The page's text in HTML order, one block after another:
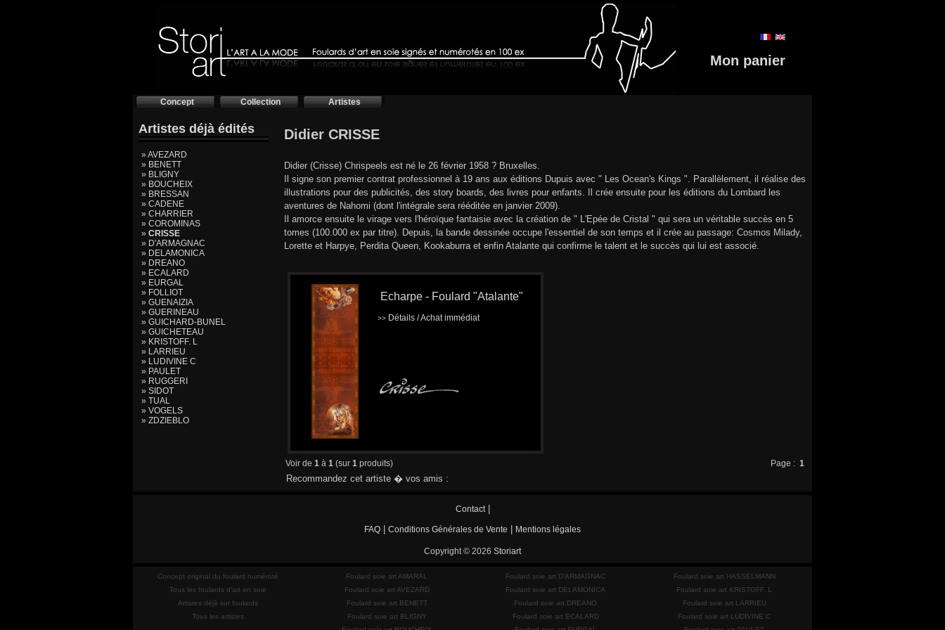
Mon panier
Concept Collection Artistes
Artistes déjà édités
» AVEZARD
» BENETT
» BLIGNY
» BOUCHEIX
» BRESSAN
» CADENE
» CHARRIER
» COROMINAS
» CRISSE
» D'ARMAGNAC
» DELAMONICA
» DREANO
» ECALARD
» EURGAL
» FOLLIOT
» GUENAIZIA
» GUERINEAU
» GUICHARD-BUNEL
» GUICHETEAU
» KRISTOFF. L
» LARRIEU
» LUDIVINE C
» PAULET
» RUGGERI
» SIDOT
» TUAL
» VOGELS
» ZDZIEBLO
Didier CRISSE
Didier (Crisse) Chrispeels est né le 26 février 1958 ? Bruxelles.
Il signe son premier contrat professionnel à 19 ans aux éditions Dupuis avec " Les Ocean's Kings ". Parallèlement, il réalise des
illustrations pour des publicités, des story boards, des livres pour enfants. Il crée ensuite pour les éditions du Lombard les
aventures de Nahomi (dont l'intégrale sera rééditée en janvier 2009).
Il amorce ensuite le virage vers l'héroïque fantaisie avec la création de " L'Epée de Cristal " qui sera un véritable succès en 5
tomes (100.000 ex par titre). Depuis, la bande dessinée occupe l'essentiel de son temps et il crée au passage: Cosmos Milady,
Lorette et Harpye, Perdita Queen, Kookaburra et enfin Atalante qui confirme le talent et le succès qui lui est associé.
Echarpe - Foulard "Atalante"
>> Détails / Achat immédiat
Voir de 1 à 1 (sur 1 produits) Page : 1
Recommandez cet artiste � vos amis :
Contact|
FAQ Conditions Générales de Vente Mentions légales
Copyright © 2026 Storiart
Concept original du foulard numéroté
Tous les foulards d'art en soie
Artistes déjà sur foulards
Tous les artistes
Foulard soie art AMARAL
Foulard soie art AVEZARD
Foulard soie art BENETT
Foulard soie art BLIGNY
Foulard soie art D'ARMAGNAC
Foulard soie art DELAMONICA
Foulard soie art DREANO
Foulard soie art ECALARD
Foulard soie art HASSELMANN
Foulard soie art KRISTOFF. L
Foulard soie art LARRIEU
Foulard soie art LUDIVINE C